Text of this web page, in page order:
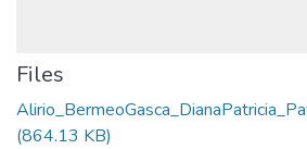
Files
(864.13 KB)